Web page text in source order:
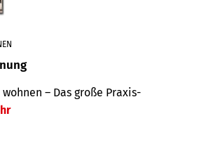
– Das große Praxis-